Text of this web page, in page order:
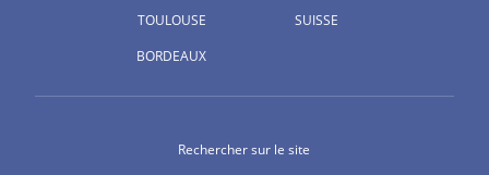
TOULOUSE
BORDEAUX
SUISSE
Rechercher sur le site